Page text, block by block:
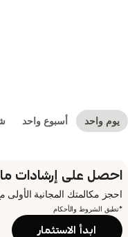
واحد شهر واحد 6 أشهر
مالية احترافية
الأولى مع مستشار مالي عبر CUSP Wealth